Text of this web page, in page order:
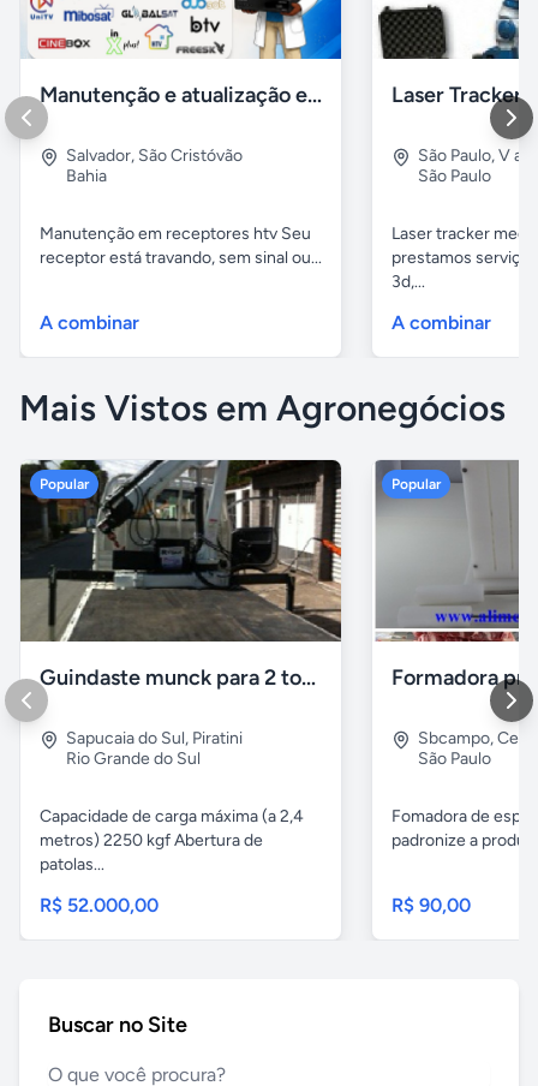
Manutenção e atualização em receptores Htv em Salvador Ba
Salvador, São Cristóvão
Bahia
Manutenção em receptores htv Seu
receptor está travando, sem sinal ou...
A combinar
São Paulo,V
São Paulo
Laser tracker
prestamos
3d,...
A combinar
Mais Vistos em Agronegócios
Popular
Guindaste munck para 2 toneladas
Sapucaia do Sul, Piratini
Rio Grande do Sul
Capacidade de carga máxima (a 2,4
metros) 2250 kgf Abertura de
patolas...
R$ 52.000,00
Popular
Sbcampo,
São Paulo
Fomadora de
padronize a
R$ 90,00
Buscar no Site